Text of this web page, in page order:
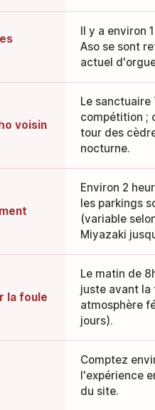
Il y a
Aso se sont
actuel
voisin
Le
compétition ;
tour des
nocturne.
Environ 2
les parkings
(variable
Miyazaki
la foule
Le matin de
juste avant la
atmosphère
jours).
Comptez
l'expérience
du site.